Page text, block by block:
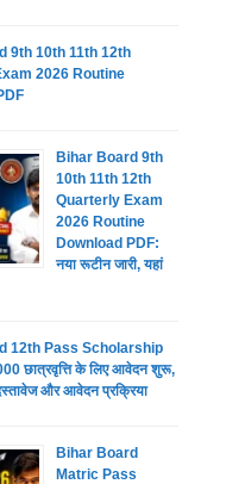
9th 10th 11th 12th
2026 Routine
Bihar Board 9th
10th 11th 12th
Quarterly Exam
2026 Routine
Download PDF:
नया रूटीन जारी, यहां
12th Pass Scholarship
छात्रवृत्ति के लिए आवेदन शुरू,
और आवेदन प्रक्रिया
Bihar Board
Matric Pass